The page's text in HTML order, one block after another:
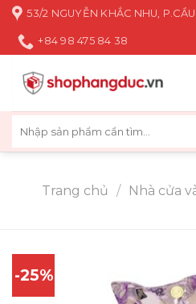
Skip
content
53/2 NGUYỄN KHẮC NHU,
+84 98 475 84 38
kiếm:
Trang chủ / Nhà cửa
-25%